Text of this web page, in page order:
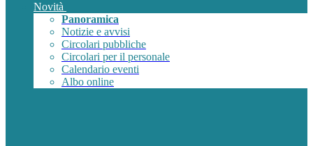
Novità
Panoramica
Notizie e avvisi
Circolari pubbliche
Circolari per il personale
Calendario eventi
Albo online